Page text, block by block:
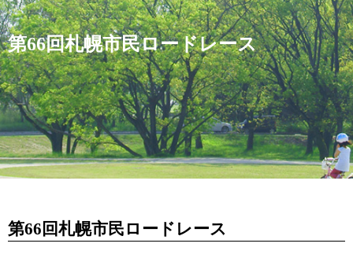
第66回札幌市民ロードレース
第66回札幌市民ロードレース